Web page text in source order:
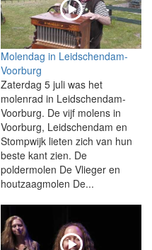
Molendag in Leidschendam-
Voorburg
Zaterdag 5 juli was het
molenrad in Leidschendam-
Voorburg. De vijf molens in
Voorburg, Leidschendam en
Stompwijk lieten zich van hun
beste kant zien. De
poldermolen De Vlieger en
houtzaagmolen De...